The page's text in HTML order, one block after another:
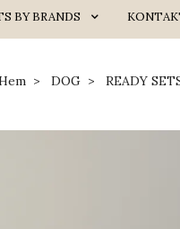
BY BRANDS
DOG READY